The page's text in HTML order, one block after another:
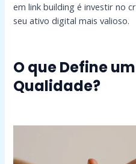
em link building é investir no
seu ativo digital mais valioso.
O que Define
Qualidade?